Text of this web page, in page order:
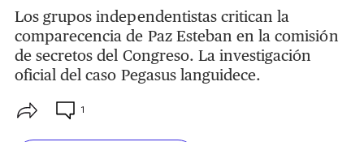
Los grupos independentistas critican la
comparecencia de Paz Esteban en la comisión
de secretos del Congreso. La investigación
oficial del caso Pegasus languidece.
1